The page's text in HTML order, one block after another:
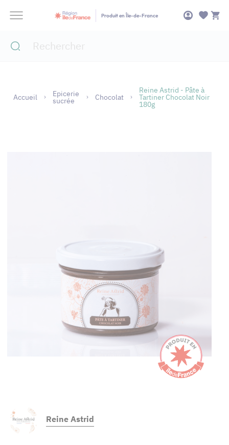
Produit en Île-de-France
Accueil Epicerie
sucrée Chocolat
Reine Astrid - Pâte à
Tartiner Chocolat Noir
180g
Reine Astrid